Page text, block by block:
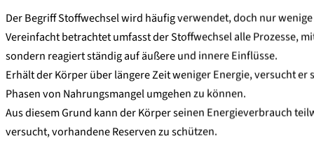
Der Begriff Stoffwechsel wird häufig verwendet, doch nur
Vereinfacht betrachtet umfasst der Stoffwechsel alle Prozesse,
sondern reagiert ständig auf äußere und innere Einflüsse.
Erhält der Körper über längere Zeit weniger Energie, versucht
Phasen von Nahrungsmangel umgehen zu können.
Aus diesem Grund kann der Körper seinen Energieverbrauch
versucht, vorhandene Reserven zu schützen.